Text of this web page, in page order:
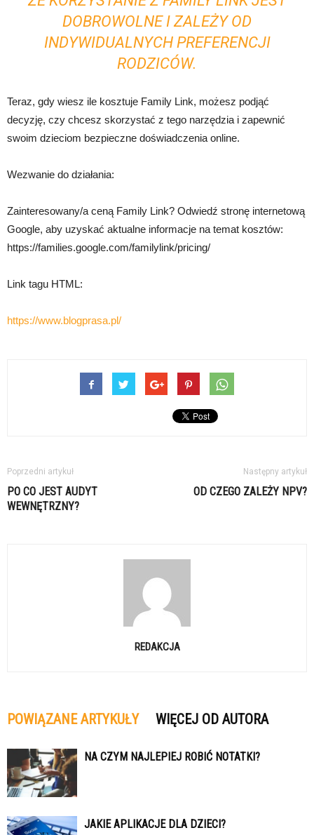
DOBROWOLNE I ZALEŻY OD
INDYWIDUALNYCH PREFERENCJI
RODZICÓW.
Teraz, gdy wiesz ile kosztuje Family Link, możesz podjąć
decyzję, czy chcesz skorzystać z tego narzędzia i zapewnić
swoim dzieciom bezpieczne doświadczenia online.
Wezwanie do działania:
Zainteresowany/a ceną Family Link? Odwiedź stronę internetową
Google, aby uzyskać aktualne informacje na temat kosztów:
https://families.google.com/familylink/pricing/
Link tagu HTML:
https://www.blogprasa.pl/
Poprzedni artykuł
PO CO JEST AUDYT
WEWNĘTRZNY?
Następny artykuł
OD CZEGO ZALEŻY NPV?
REDAKCJA
POWIĄZANE ARTYKUŁY WIĘCEJ OD AUTORA
NA CZYM NAJLEPIEJ ROBIĆ NOTATKI?
JAKIE APLIKACJE DLA DZIECI?